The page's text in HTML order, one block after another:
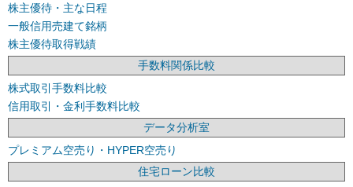
株主優待・主な日程
一般信用売建て銘柄
株主優待取得戦績
手数料関係比較
株式取引手数料比較
信用取引・金利手数料比較
データ分析室
プレミアム空売り・HYPER空売り
住宅ローン比較